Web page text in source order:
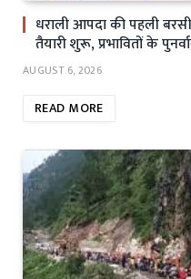
धराली आपदा की पहली
तैयारी शुरू, प्रभावितों के
AUGUST 6, 2026
READ MORE